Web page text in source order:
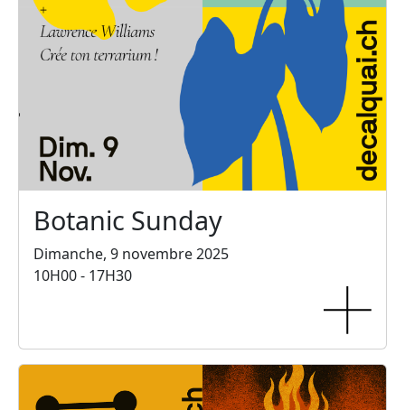
Botanic Sunday
Dimanche, 9 novembre 2025
10H00 - 17H30